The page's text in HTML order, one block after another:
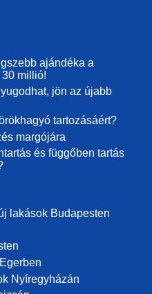
ajándéka a
millió!
jön az újabb
tartozásáért?
margójára
és függőben tartás
lakások Budapesten
Nyíregyházán